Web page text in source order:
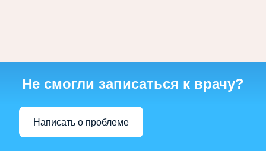
Не смогли записаться к врачу?
Написать о проблеме